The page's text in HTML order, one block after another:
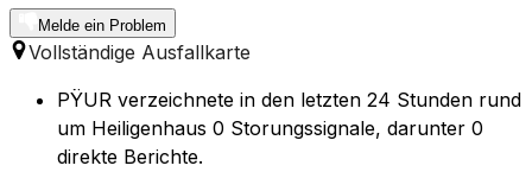
Melde ein Problem
Vollständige Ausfallkarte
PŸUR verzeichnete in den letzten 24 Stunden rund
um Heiligenhaus 0 Storungssignale, darunter 0
direkte Berichte.